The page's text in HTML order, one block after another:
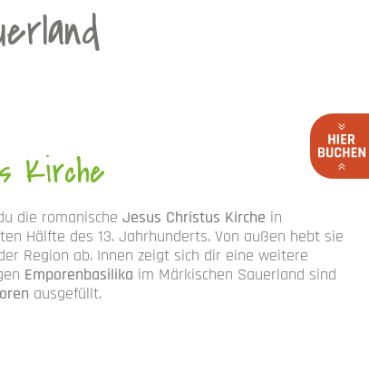
Kirche
die romanische Jesus Christus Kirche in
Hälfte des 13. Jahrhunderts. Von außen hebt sie
Region ab. Innen zeigt sich dir eine weitere
Emporenbasilika im Märkischen Sauerland sind
ausgefüllt.